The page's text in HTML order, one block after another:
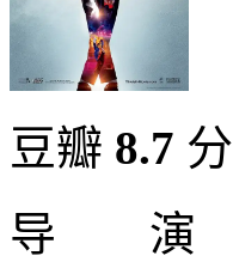
豆瓣 8.7 分
导 演